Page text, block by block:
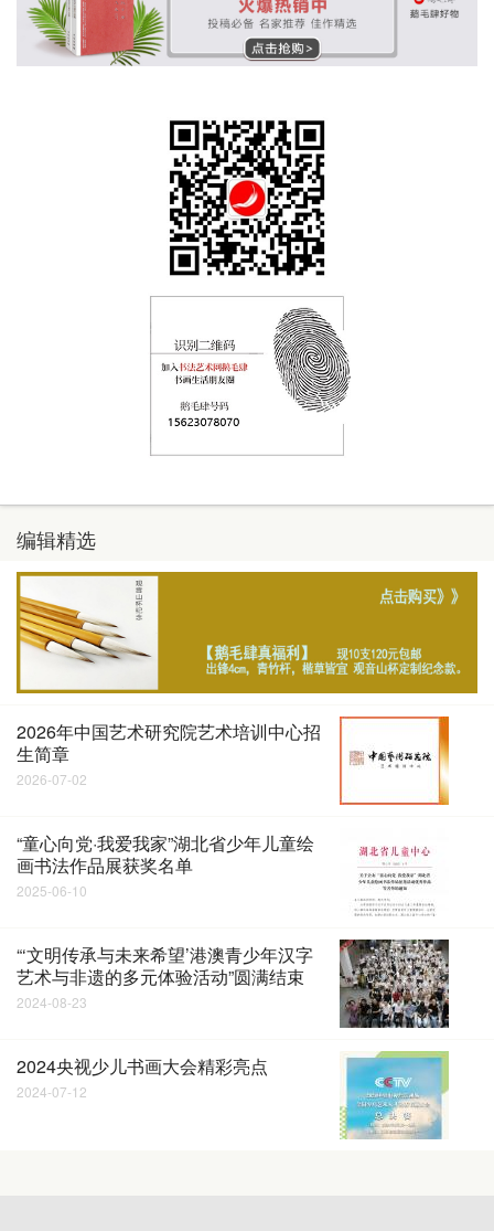
编辑精选
2026年中国艺术研究院艺术培训中心招
生简章
2026-07-02
“童心向党·我爱我家”湖北省少年儿童绘
画书法作品展获奖名单
2025-06-10
“‘文明传承与未来希望’港澳青少年汉字
艺术与非遗的多元体验活动”圆满结束
2024-08-23
2024央视少儿书画大会精彩亮点
2024-07-12